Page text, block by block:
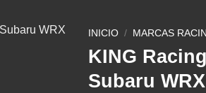
INICIO / MARCAS
KING
Subaru